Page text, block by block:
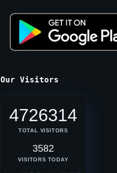
Our Visitors
4726314
TOTAL VISITORS
3582
VISITORS TODAY